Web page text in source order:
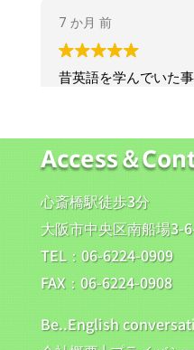
Access＆
心斎橋駅徒歩3分
大阪市中央区南船場3-
TEL：06-6224-0909
FAX：06-6224-0908
Be..English